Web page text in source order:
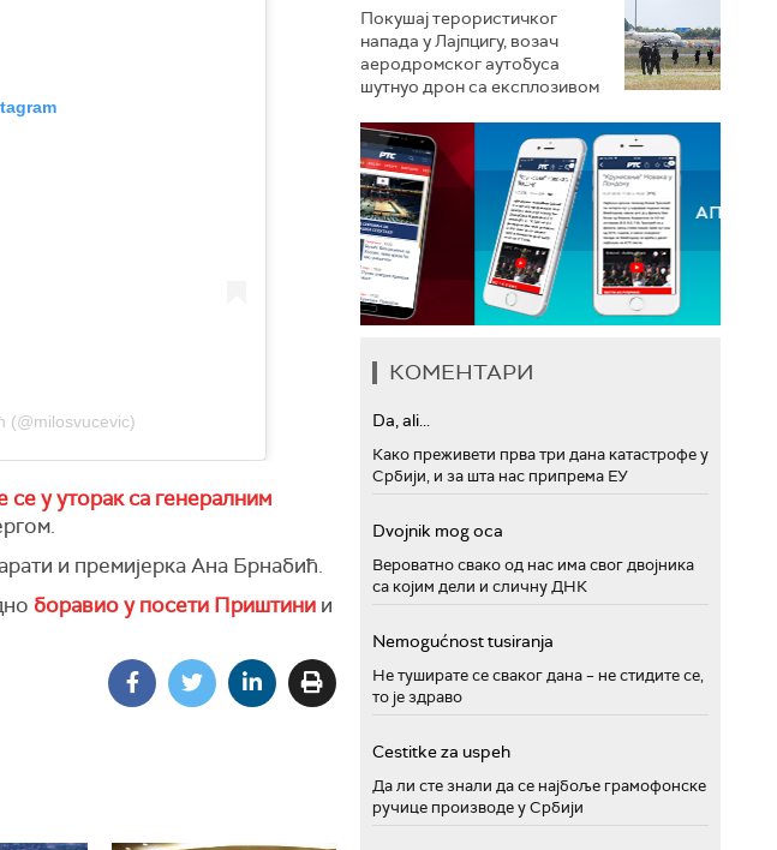
(@milosvucevic)
у уторак са генералним
и премијерка Ана Брнабић.
боравио у посети Приштини и
Покушај терористичког
напада у Лајпцигу, возач
аеродромског аутобуса
шутнуо дрон са експлозивом
КОМЕНТАРИ
Da, ali...
Како преживети прва три дана катастрофе у
Србији, и за шта нас припрема ЕУ
Dvojnik mog oca
Вероватно свако од нас има свог двојника
са којим дели и сличну ДНК
Nemogućnost tusiranja
Не туширате се сваког дана – не стидите се,
то је здраво
Cestitke za uspeh
Да ли сте знали да се најбоље грамофонске
ручице производе у Србији